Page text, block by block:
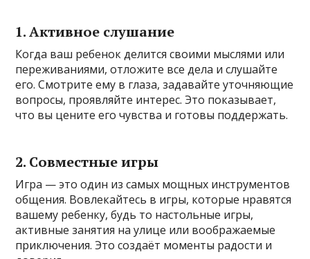
1.Активное слушание
Когда ваш ребенок делится своими мыслями или
переживаниями, отложите все дела и слушайте
его. Смотрите ему в глаза, задавайте уточняющие
вопросы, проявляйте интерес. Это показывает,
что вы цените его чувства и готовы поддержать.
2. Совместные игры
Игра — это один из самых мощных инструментов
общения. Вовлекайтесь в игры, которые нравятся
вашему ребенку, будь то настольные игры,
активные занятия на улице или воображаемые
приключения. Это создаёт моменты радости и